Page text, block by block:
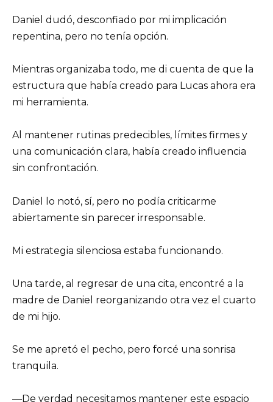
Daniel dudó, desconfiado por mi implicación
repentina, pero no tenía opción.
Mientras organizaba todo, me di cuenta de que la
estructura que había creado para Lucas ahora era
mi herramienta.
Al mantener rutinas predecibles, límites firmes y
una comunicación clara, había creado influencia
sin confrontación.
Daniel lo notó, sí, pero no podía criticarme
abiertamente sin parecer irresponsable.
Mi estrategia silenciosa estaba funcionando.
Una tarde, al regresar de una cita, encontré a la
madre de Daniel reorganizando otra vez el cuarto
de mi hijo.
Se me apretó el pecho, pero forcé una sonrisa
tranquila.
—De verdad necesitamos mantener este espacio